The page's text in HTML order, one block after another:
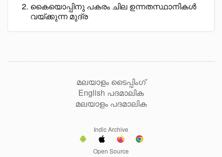
കൈയൊപ്പിനു പകരം ചില ഉന്നതസ്ഥാനികൾ
വയ്ക്കുന്ന മുദ്ര
മലയാളം ടൈപ്പിംഗ്
English പദമാലിക
മലയാളം പദമാലിക
Indic Archive
Open Source